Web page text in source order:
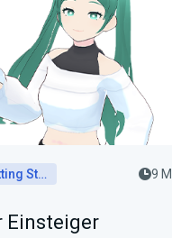
Getting Started 9
Einsteiger